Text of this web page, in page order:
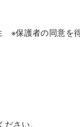
※保護者の同意を
さい。